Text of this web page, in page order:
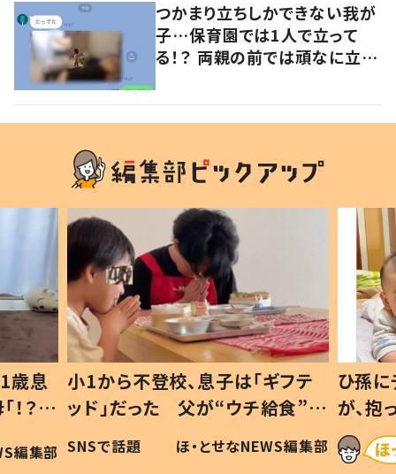
つかまり立ちしかできない我が
子…保育園では1人で立って
る！？ 両親の前では頑なに立た
歳息
？」
編集部
小1から不登校、息子は「ギフテ
ッド」だった 父が“ウチ給食”を
作り続ける理由とは #令和の親
#令和の子
SNSで話題 ほ・とせなNEWS編集部
ひ孫
が、
「涙が
い」